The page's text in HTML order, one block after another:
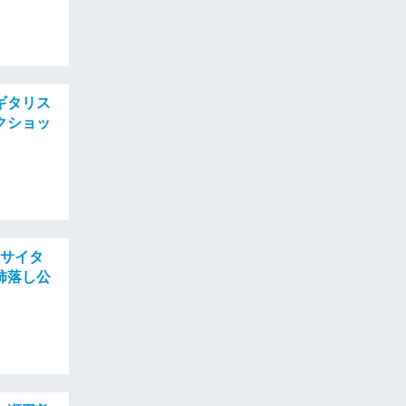
タリス
ショッ
イタ
落し公